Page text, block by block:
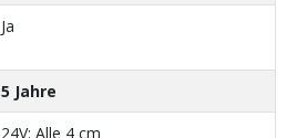
Ja
5 Jahre
24V: Alle 4 cm